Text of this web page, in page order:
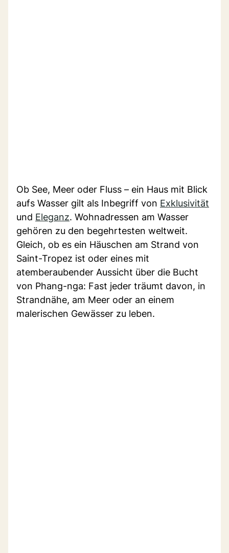
Ob See, Meer oder Fluss – ein Haus mit Blick
aufs Wasser gilt als Inbegriff von Exklusivität
und Eleganz. Wohnadressen am Wasser
gehören zu den begehrtesten weltweit.
Gleich, ob es ein Häuschen am Strand von
Saint-Tropez ist oder eines mit
atemberaubender Aussicht über die Bucht
von Phang-nga: Fast jeder träumt davon, in
Strandnähe, am Meer oder an einem
malerischen Gewässer zu leben.